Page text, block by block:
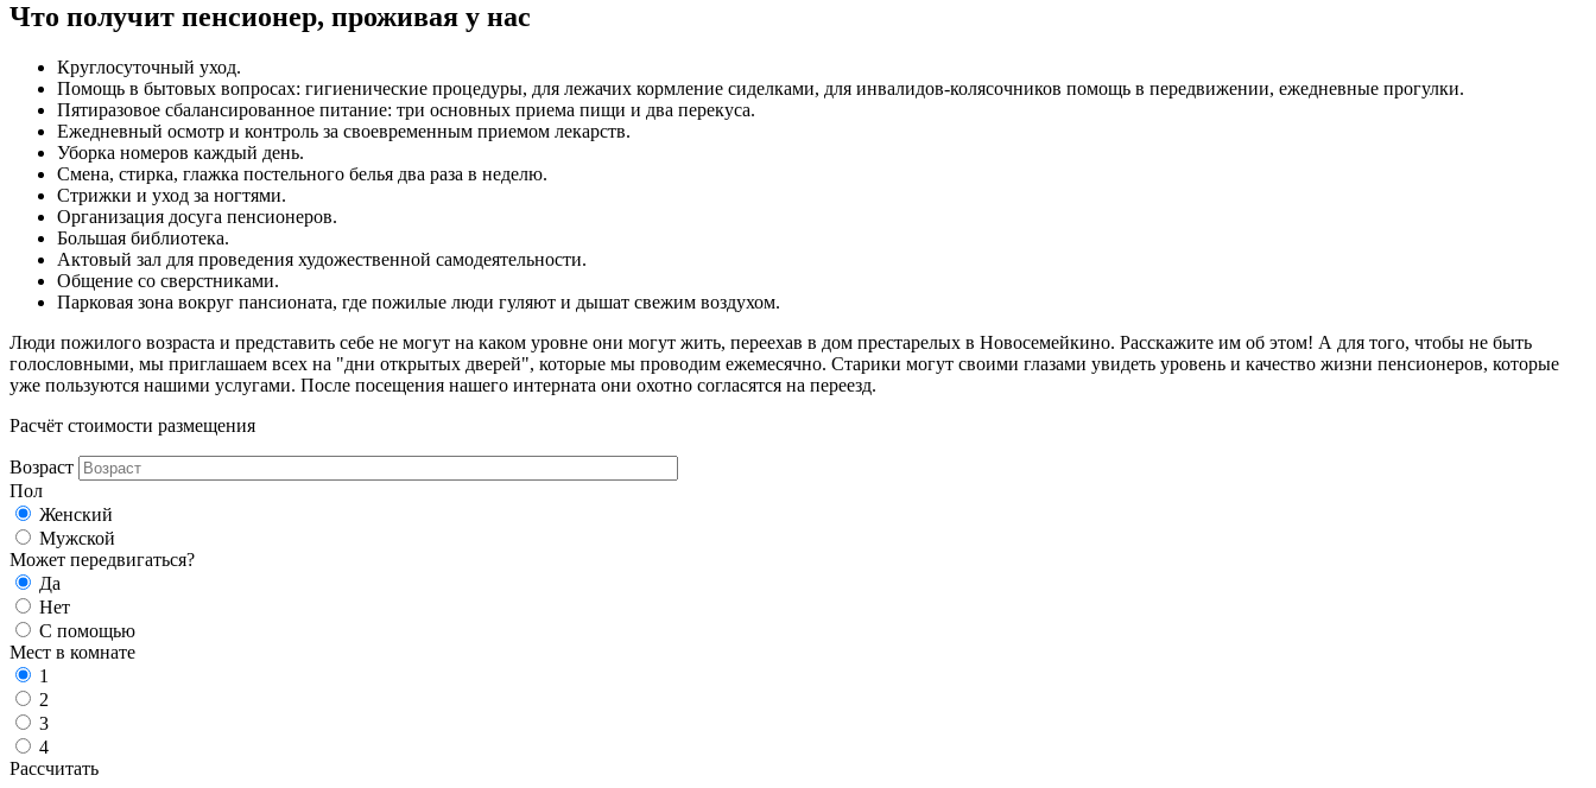
Что получит пенсионер, проживая у нас
Круглосуточный уход.
Помощь в бытовых вопросах: гигиенические процедуры, для лежачих кормление сиделками, для инвалидов-колясочников помощь в передвижении, ежедневные прогулки.
Пятиразовое сбалансированное питание: три основных приема пищи и два перекуса.
Ежедневный осмотр и контроль за своевременным приемом лекарств.
Уборка номеров каждый день.
Смена, стирка, глажка постельного белья два раза в неделю.
Стрижки и уход за ногтями.
Организация досуга пенсионеров.
Большая библиотека.
Актовый зал для проведения художественной самодеятельности.
Общение со сверстниками.
Парковая зона вокруг пансионата, где пожилые люди гуляют и дышат свежим воздухом.
Люди пожилого возраста и представить себе не могут на каком уровне они могут жить, переехав в дом престарелых в Новосемейкино. Расскажите им об этом! А для того, чтобы не быть
голословными, мы приглашаем всех на "дни открытых дверей", которые мы проводим ежемесячно. Старики могут своими глазами увидеть уровень и качество жизни пенсионеров, которые
уже пользуются нашими услугами. После посещения нашего интерната они охотно согласятся на переезд.
Расчёт стоимости размещения
Возраст
Пол
Женский
Мужской
Может передвигаться?
Да
Нет
С помощью
Мест в комнате
1
2
3
4
Рассчитать